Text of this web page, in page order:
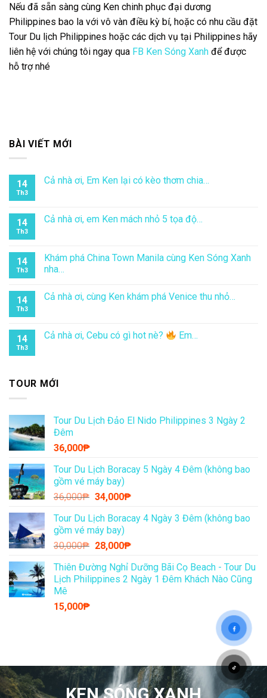
Nếu đã sẵn sàng cùng Ken chinh phục đại dương
Philippines bao la với vô vàn điều kỳ bí, hoặc có nhu cầu đặt
Tour Du lịch Philippines hoặc các dịch vụ tại Philippines hãy
liên hệ với chúng tôi ngay qua FB Ken Sóng Xanh để được
hỗ trợ nhé
BÀI VIẾT MỚI
14
Th3
Cả nhà ơi, Em Ken lại có kèo thơm chia…
14
Th3
Cả nhà ơi, em Ken mách nhỏ 5 tọa độ…
14
Th3
Khám phá China Town Manila cùng Ken Sóng Xanh
nha…
14
Th3
Cả nhà ơi, cùng Ken khám phá Venice thu nhỏ…
14
Th3
Cả nhà ơi, Cebu có gì hot nè? Em…
TOUR MỚI
Tour Du Lịch Đảo El Nido Philippines 3 Ngày 2
Đêm
36,000₱
Tour Du Lịch Boracay 5 Ngày 4 Đêm (không bao
gồm vé máy bay)
36,000₱ Giá
là:
36,000₱.
34,000₱Giá
tại
34,000₱.
Tour Du Lịch Boracay 4 Ngày 3 Đêm (không bao
gồm vé máy bay)
30,000₱ Giá
là:
30,000₱.
28,000₱Giá
tại
là:
Thiên Đường Nghỉ Dưỡng Bãi Cọ Beach - Tour Du
Lịch Philippines 2 Ngày 1 Đêm Khách Nào Cũng
Mê
15,000₱